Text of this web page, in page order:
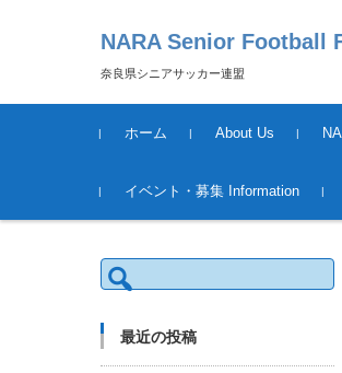
NARA Senior Football
奈良県シニアサッカー連盟
コンテンツに移動
ホーム
About Us
運
イベント・募集 Information
検
索:
最近の投稿